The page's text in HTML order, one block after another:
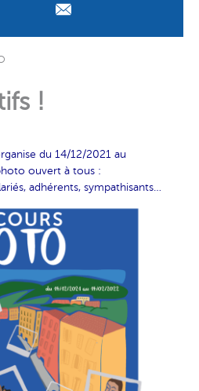
!
du 14/12/2021 au
ouvert à tous :
adhérents, sympathisants…